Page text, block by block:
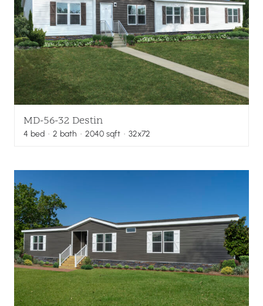
MD-56-32 Destin
4 bed · 2 bath · 2040 sqft· 32x72